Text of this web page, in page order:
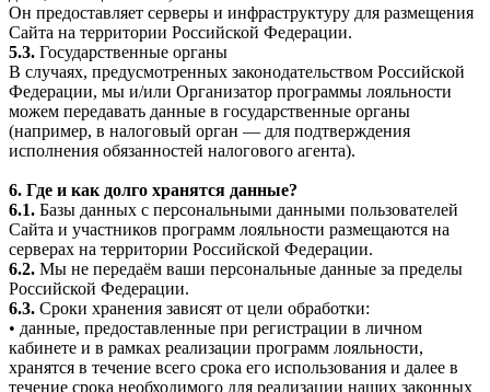
Он предоставляет серверы и инфраструктуру для размещения
Сайта на территории Российской Федерации.
5.3. Государственные органы
В случаях, предусмотренных законодательством Российской
Федерации, мы и/или Организатор программы лояльности
можем передавать данные в государственные органы
(например, в налоговый орган — для подтверждения
исполнения обязанностей налогового агента).
6. Где и как долго хранятся данные?
6.1. Базы данных с персональными данными пользователей
Сайта и участников программ лояльности размещаются на
серверах на территории Российской Федерации.
6.2. Мы не передаём ваши персональные данные за пределы
Российской Федерации.
6.3. Сроки хранения зависят от цели обработки:
• данные, предоставленные при регистрации в личном
кабинете и в рамках реализации программ лояльности,
хранятся в течение всего срока его использования и далее в
течение срока необходимого для реализации наших законных